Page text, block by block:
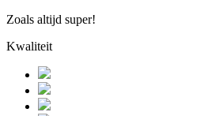
Zoals altijd super!
Kwaliteit